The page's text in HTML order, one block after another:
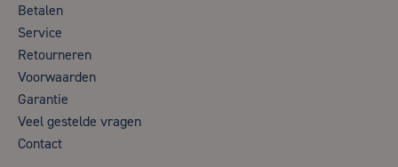
Betalen
Service
Retourneren
Voorwaarden
Garantie
Veel gestelde vragen
Contact